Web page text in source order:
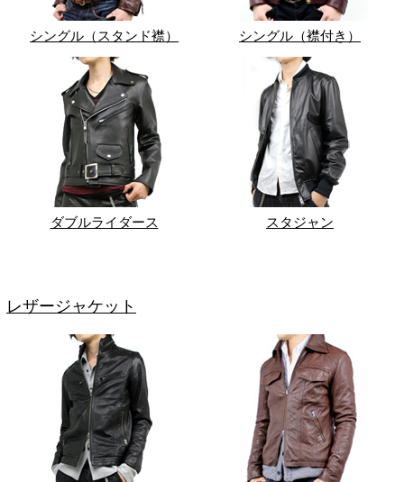
シングル（スタンド襟） シングル（襟付き）
ダブルライダース スタジャン
レザージャケット